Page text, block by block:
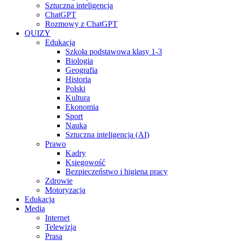
Sztuczna inteligencja
ChatGPT
Rozmowy z ChatGPT
QUIZY
Edukacja
Szkoła podstawowa klasy 1-3
Biologia
Geografia
Historia
Polski
Kultura
Ekonomia
Sport
Nauka
Sztuczna inteligencja (AI)
Prawo
Kadry
Księgowość
Bezpieczeństwo i higiena pracy
Zdrowie
Motoryzacja
Edukacja
Media
Internet
Telewizja
Prasa